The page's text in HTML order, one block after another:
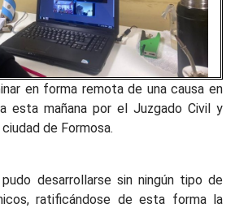
en forma remota de una causa en
esta mañana por el Juzgado Civil y
de Formosa.
desarrollarse sin ningún tipo de
ratificándose de esta forma la